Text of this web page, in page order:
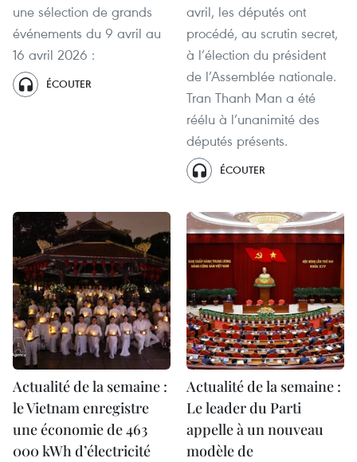
une sélection de grands
événements du 9 avril au
16 avril 2026 :
ÉCOUTER
avril, les députés ont
procédé, au scrutin secret,
à l’élection du président
de l’Assemblée nationale.
Tran Thanh Man a été
réélu à l’unanimité des
députés présents.
ÉCOUTER
Actualité de la semaine :
le Vietnam enregistre
une économie de 463
000 kWh d’électricité
Actualité de la semaine :
Le leader du Parti
appelle à un nouveau
modèle de